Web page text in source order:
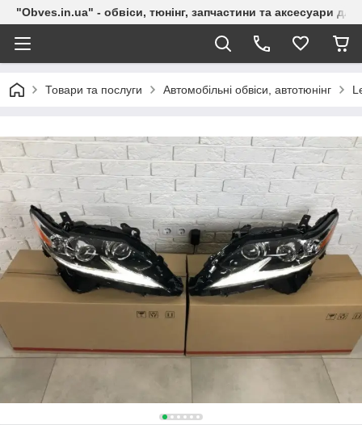
"Obves.in.ua" - обвіси, тюнінг, запчастини та аксесуари
Товари та послуги Автомобільні обвіси, автотюнінг